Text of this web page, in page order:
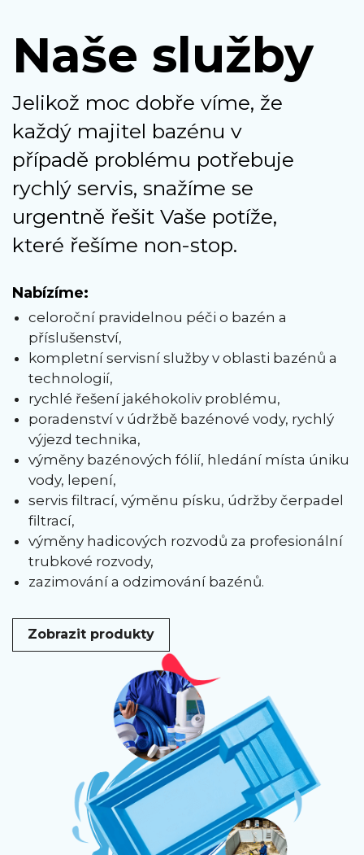
Naše služby
Jelikož moc dobře víme, že
každý majitel bazénu v
případě problému potřebuje
rychlý servis, snažíme se
urgentně řešit Vaše potíže,
které řešíme non-stop.
Nabízíme:
celoroční pravidelnou péči o bazén a
příslušenství,
kompletní servisní služby v oblasti bazénů a
technologií,
rychlé řešení jakéhokoliv problému,
poradenství v údržbě bazénové vody, rychlý
výjezd technika,
výměny bazénových fólií, hledání místa úniku
vody, lepení,
servis filtrací, výměnu písku, údržby čerpadel
filtrací,
výměny hadicových rozvodů za profesionální
trubkové rozvody,
zazimování a odzimování bazénů.
Zobrazit produkty